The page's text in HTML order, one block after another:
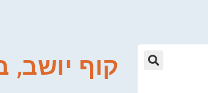
קוף יושב,